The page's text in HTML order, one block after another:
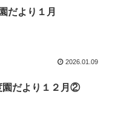
だより１月
2026.01.09
園だより１２月②